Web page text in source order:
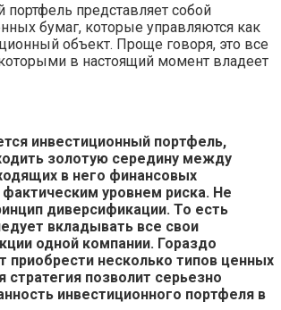
представляет собой
бумаг, которые управляются как
объект. Проще говоря, это все
в настоящий момент владеет
инвестиционный портфель,
золотую середину между
в него финансовых
уровнем риска. Не
диверсификации. То есть
вкладывать все свои
одной компании. Гораздо
приобрести несколько типов ценных
стратегия позволит серьезно
инвестиционного портфеля в